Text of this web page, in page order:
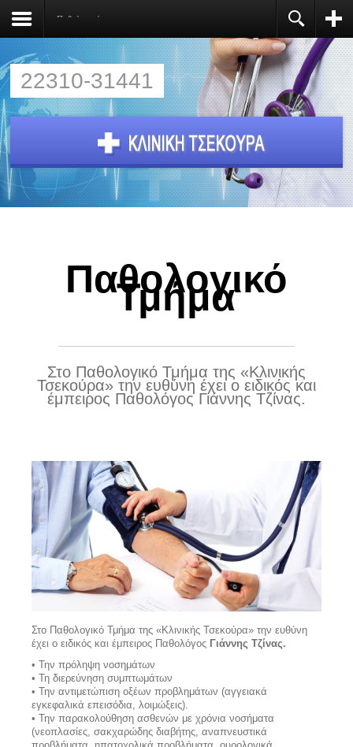
Παθολογικό
You need to enable user registration from User
Manager/Options in the backend of Joomla before
this module will activate.
22310-31441
Παθολογικό
Τμήμα
Στο Παθολογικό Τμήμα της «Κλινικής
Τσεκούρα» την ευθύνη έχει ο ειδικός και
έμπειρος Παθολόγος Γιάννης Τζίνας.
Στο Παθολογικό Τμήμα της «Κλινικής Τσεκούρα» την ευθύνη
έχει ο ειδικός και έμπειρος Παθολόγος Γιάννης Τζίνας.
• Την πρόληψη νοσημάτων
• Τη διερεύνηση συμπτωμάτων
• Την αντιμετώπιση οξέων προβλημάτων (αγγειακά
εγκεφαλικά επεισόδια, λοιμώξεις).
• Την παρακολούθηση ασθενών με χρόνια νοσήματα
(νεοπλασίες, σακχαρώδης διαβήτης, αναπνευστικά